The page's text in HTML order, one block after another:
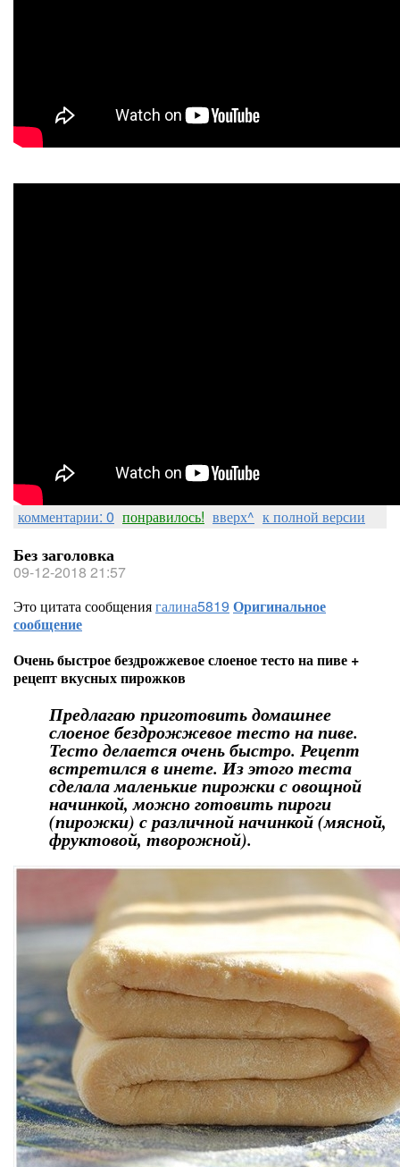
комментарии: 0 понравилось! вверх^ к полной версии
Без заголовка
09-12-2018 21:57
Это цитата сообщениягалина5819 Оригинальное
сообщение
Очень быстрое бездрожжевое слоеное тесто на пиве +
рецепт вкусных пирожков
Предлагаю приготовить домашнее
слоеное бездрожжевое тесто на пиве.
Тесто делается очень быстро. Рецепт
встретился в инете. Из этого теста
сделала маленькие пирожки с овощной
начинкой, можно готовить пироги
(пирожки) с различной начинкой (мясной,
фруктовой, творожной).